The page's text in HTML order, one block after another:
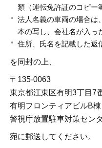
類（運転免許証のコピー
法人名義の車両の場合は
本の写し、会社名が入っ
住所、氏名を記載した返
を同封の上、
〒135-0063
東京都江東区有明3丁目7
有明フロンティアビルB棟
警視庁放置駐車対策セン
宛に郵送してください。